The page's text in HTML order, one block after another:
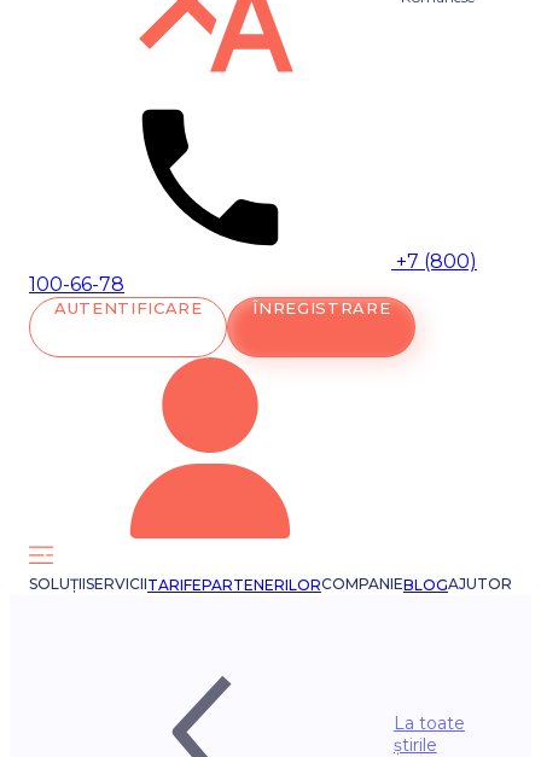
+7 (800)
100-66-78
AUTENTIFICARE ÎNREGISTRARE
SOLUȚIISERVICIITARIFEPARTENERILORCOMPANIEBLOGAJUTOR
La toate
știrile